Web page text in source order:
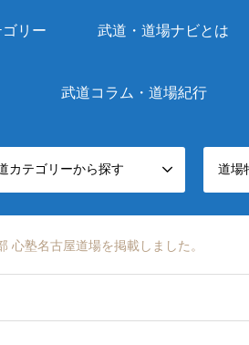
リー 武道・道場ナビとは
武道コラム・道場紀行
カテゴリーから探す 道場
心塾名古屋道場を掲載しました。